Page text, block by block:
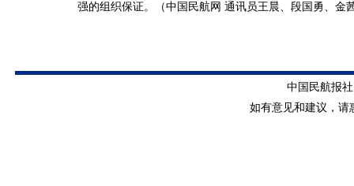
强的组织保证。（中国民航网 通讯员王晨、段国勇、金
中国民航报
如有意见和建议，请